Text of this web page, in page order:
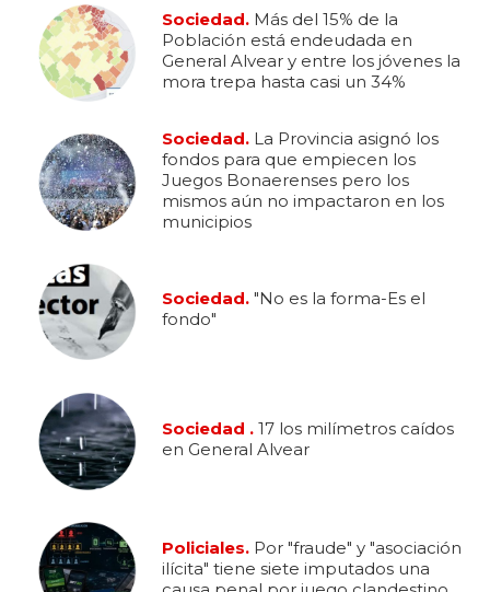
Sociedad. Más del 15% de la
Población está endeudada en
General Alvear y entre los jóvenes la
mora trepa hasta casi un 34%
Sociedad. La Provincia asignó los
fondos para que empiecen los
Juegos Bonaerenses pero los
mismos aún no impactaron en los
municipios
Sociedad. "No es la forma-Es el
fondo"
Sociedad . 17 los milímetros caídos
en General Alvear
Policiales. Por "fraude" y "asociación
ilícita" tiene siete imputados una